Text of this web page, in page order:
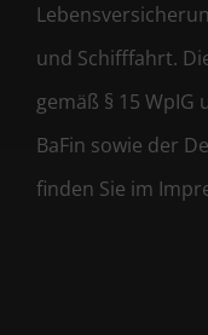
und Schifffahrt.
gemäß § 15
BaFin sowie der
finden Sie im